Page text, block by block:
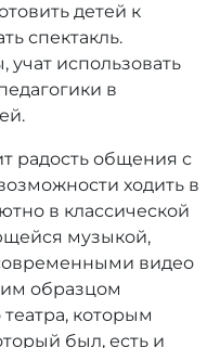
детей к
спектакль.
использовать
в
радость общения с
ходить в
в классической
музыкой,
видео
образцом
которым
был, есть и